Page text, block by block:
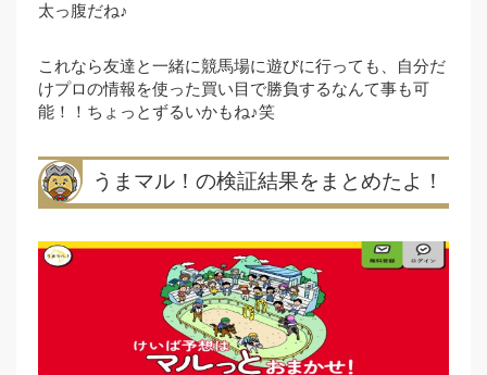
太っ腹だね♪
これなら友達と一緒に競馬場に遊びに行っても、自分だ
けプロの情報を使った買い目で勝負するなんて事も可
能！！ちょっとずるいかもね♪笑
うまマル！の検証結果をまとめたよ！